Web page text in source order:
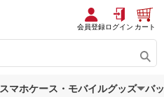
会員登録ログイン カート
スマホケース・モバイルグッズ バ